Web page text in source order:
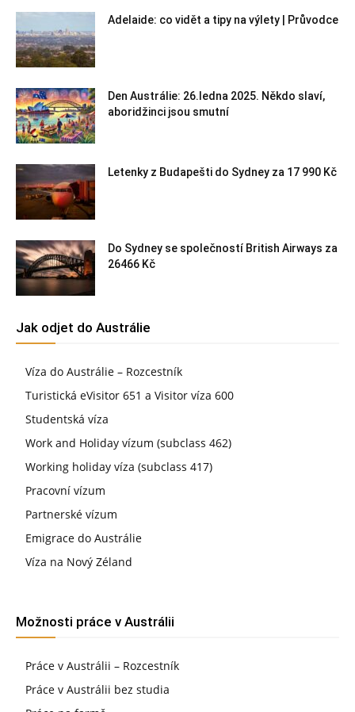
Adelaide: co vidět a tipy na výlety | Průvodce
Den Austrálie: 26.ledna 2025. Někdo slaví,
aboridžinci jsou smutní
Letenky z Budapešti do Sydney za 17 990 Kč
Do Sydney se společností British Airways za
26466 Kč
Jak odjet do Austrálie
Víza do Austrálie – Rozcestník
Turistická eVisitor 651 a Visitor víza 600
Studentská víza
Work and Holiday vízum (subclass 462)
Working holiday víza (subclass 417)
Pracovní vízum
Partnerské vízum
Emigrace do Austrálie
Víza na Nový Zéland
Možnosti práce v Austrálii
Práce v Austrálii – Rozcestník
Práce v Austrálii bez studia